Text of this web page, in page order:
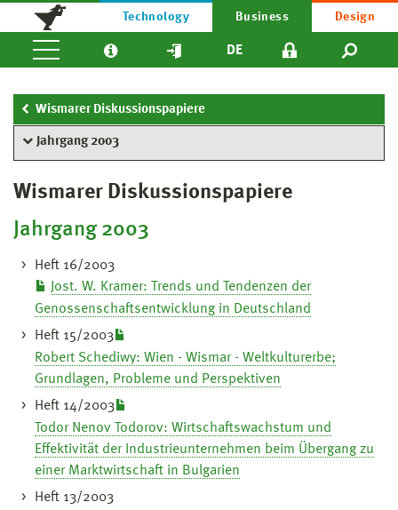
Technology Business Design
DE
Wismarer Diskussionspapiere
Jahrgang 2003
Wismarer Diskussionspapiere
Jahrgang 2003
Heft 16/2003
Jost. W. Kramer: Trends und Tendenzen der
Genossenschaftsentwicklung in Deutschland
Heft 15/2003
Robert Schediwy: Wien - Wismar - Weltkulturerbe;
Grundlagen, Probleme und Perspektiven
Heft 14/2003
Todor Nenov Todorov: Wirtschaftswachstum und
Effektivität der Industrieunternehmen beim Übergang zu
einer Marktwirtschaft in Bulgarien
Heft 13/2003